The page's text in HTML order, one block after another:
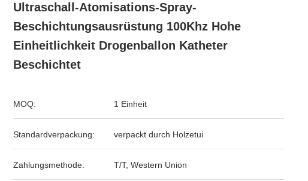
Ultraschall-Atomisations-Spray-
Beschichtungsausrüstung 100Khz Hohe
Einheitlichkeit Drogenballon Katheter
Beschichtet
MOQ: 1 Einheit
Standardverpackung: verpackt durch Holzetui
Zahlungsmethode: T/T, Western Union